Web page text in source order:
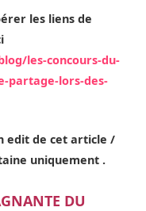
les liens de
les-concours-du-
partage-lors-des-
edit de cet article /
uniquement .
DU